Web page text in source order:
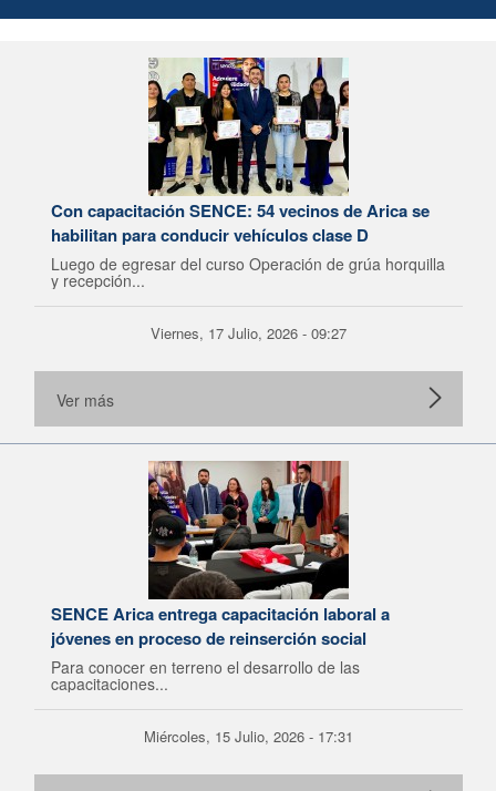
Con capacitación SENCE: 54 vecinos de Arica se
habilitan para conducir vehículos clase D
Luego de egresar del curso Operación de grúa horquilla
y recepción...
Viernes, 17 Julio, 2026 - 09:27
Ver más
SENCE Arica entrega capacitación laboral a
jóvenes en proceso de reinserción social
Para conocer en terreno el desarrollo de las
capacitaciones...
Miércoles, 15 Julio, 2026 - 17:31